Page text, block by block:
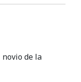
de la